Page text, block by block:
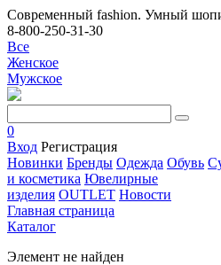
Современный fashion. Умный
8-800-250-31-30
Все
Женское
Мужское
0
Вход Регистрация
Новинки Бренды Одежда Обувь
и косметика Ювелирные
изделия OUTLET Новости
Главная страница
Каталог
Элемент не найден